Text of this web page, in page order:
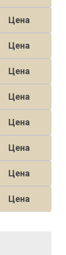
Цена
Цена
Цена
Цена
Цена
Цена
Цена
Цена